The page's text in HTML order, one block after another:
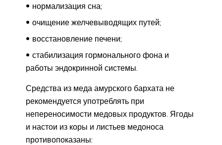
нормализация сна;
очищение желчевыводящих путей;
восстановление печени;
стабилизация гормонального фона и
работы эндокринной системы.
Средства из меда амурского бархата не
рекомендуется употреблять при
непереносимости медовых продуктов. Ягоды
и настои из коры и листьев медоноса
противопоказаны: